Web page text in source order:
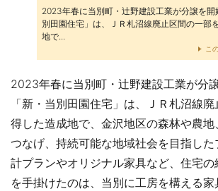
2023年春に当別町・辻野建設工業が分譲を開
別田園住宅」は、ＪＲ札沼線廃止区間の一部
地で...
こ
2023年春に当別町・辻野建設工業が分
「新・当別田園住宅」は、ＪＲ札沼線
得した造成地で、金沢地区の森林や農
つなげ、持続可能な地域社会を目指し
計プランやオリジナル家具など、住宅の
を手掛けたのは、当別に工房を構える家